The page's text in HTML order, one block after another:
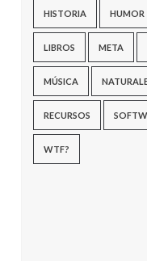
HISTORIA HUMOR
LIBROS META
MÚSICA
RECURSOS
WTF?